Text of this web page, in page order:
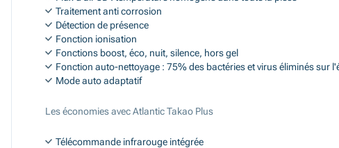
Traitement anti corrosion
Détection de présence
Fonction ionisation
Fonctions boost, éco, nuit, silence, hors gel
Fonction auto-nettoyage : 75% des bactéries et virus éliminés sur
Mode auto adaptatif
Les économies avec Atlantic Takao Plus
Télécommande infrarouge intégrée